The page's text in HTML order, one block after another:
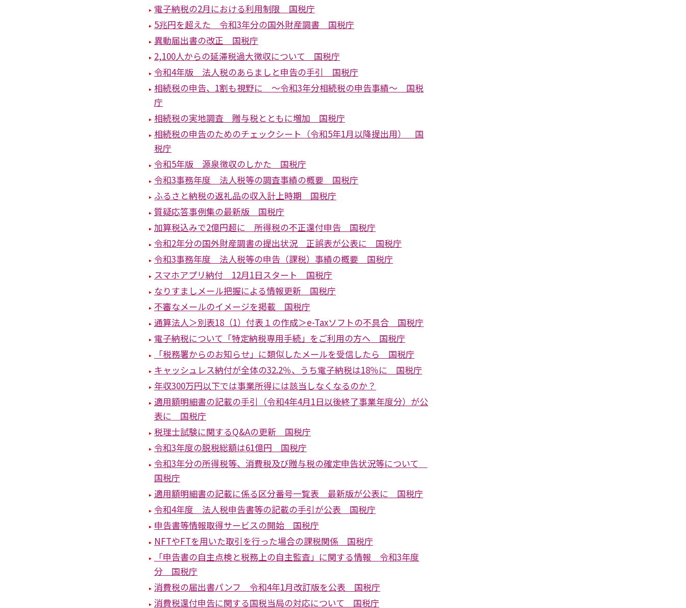
電子納税の2月における利用制限 国税庁
5兆円を超えた 令和3年分の国外財産調書 国税庁
異動届出書の改正 国税庁
2,100人からの延滞税過大徴収について 国税庁
令和4年版 法人税のあらましと申告の手引 国税庁
相続税の申告、1割も視野に ～令和3年分相続税の申告事績～ 国税
庁
相続税の実地調査 贈与税とともに増加 国税庁
相続税の申告のためのチェックシート（令和5年1月以降提出用） 国
税庁
令和5年版 源泉徴収のしかた 国税庁
令和3事務年度 法人税等の調査事績の概要 国税庁
ふるさと納税の返礼品の収入計上時期 国税庁
質疑応答事例集の最新版 国税庁
加算税込みで2億円超に 所得税の不正還付申告 国税庁
令和2年分の国外財産調書の提出状況 正誤表が公表に 国税庁
令和3事務年度 法人税等の申告（課税）事績の概要 国税庁
スマホアプリ納付 12月1日スタート 国税庁
なりすましメール把握による情報更新 国税庁
不審なメールのイメージを掲載 国税庁
通算法人＞別表18（1）付表１の作成＞e-Taxソフトの不具合 国税庁
電子納税について「特定納税専用手続」をご利用の方へ 国税庁
「税務署からのお知らせ」に類似したメールを受信したら 国税庁
キャッシュレス納付が全体の32.2％、うち電子納税は18％に 国税庁
年収300万円以下では事業所得には該当しなくなるのか？
適用額明細書の記載の手引（令和4年4月1日以後終了事業年度分）が公
表に 国税庁
税理士試験に関するQ&Aの更新 国税庁
令和3年度の脱税総額は61億円 国税庁
令和3年分の所得税等、消費税及び贈与税の確定申告状況等について
国税庁
適用額明細書の記載に係る区分番号一覧表 最新版が公表に 国税庁
令和4年度 法人税申告書等の記載の手引が公表 国税庁
申告書等情報取得サービスの開始 国税庁
NFTやFTを用いた取引を行った場合の課税関係 国税庁
「申告書の自主点検と税務上の自主監査」に関する情報 令和3年度
分 国税庁
消費税の届出書パンフ 令和4年1月改訂版を公表 国税庁
消費税還付申告に関する国税当局の対応について 国税庁